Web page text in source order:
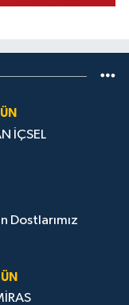
İÇSEL
Dostlarımız